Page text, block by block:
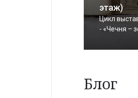
этаж)
Цикл
- «Чечня –
Блог